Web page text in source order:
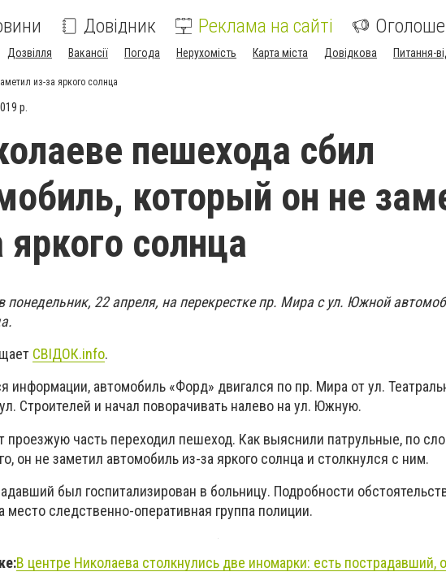
Довідник Реклама на сайті
Дозвілля Вакансії Погода Нерухомість Карта міста Довідкова Питання-
из-за яркого солнца
р.
пешехода сбил
который он не
яркого солнца
понедельник, 22 апреля, на перекрестке пр. Мира с ул. Южной
СВІДОК.info.
информации, автомобиль «Форд» двигался по пр. Мира от ул.
Строителей и начал поворачивать налево на ул. Южную.
проезжую часть переходил пешеход. Как выяснили патрульные, по
он не заметил автомобиль из-за яркого солнца и столкнулся с ним.
был госпитализирован в больницу. Подробности
следственно-оперативная группа полиции.
В центре Николаева столкнулись две иномарки: есть пострадавший,